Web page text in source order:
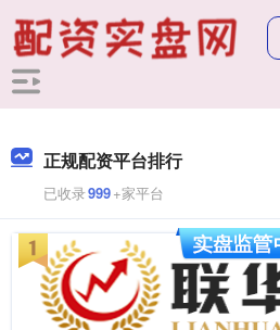
正规配资平台排行
已收录999+家平台